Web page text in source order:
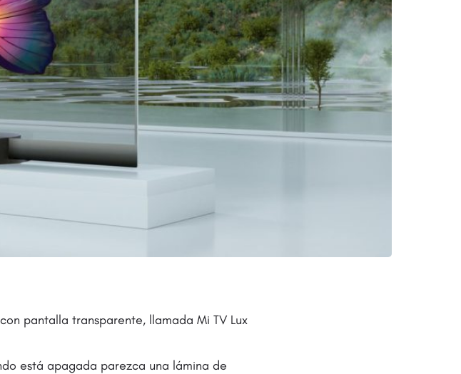
pantalla transparente, llamada Mi TV Lux
está apagada parezca una lámina de